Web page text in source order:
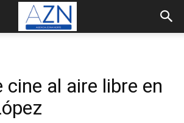
cine al aire libre en